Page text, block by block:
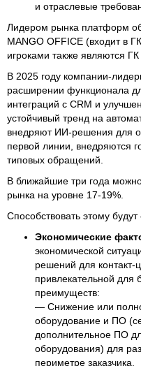
и отраслевые
Лидером рынка платформ
MANGO OFFICE (входит в
игроками также являются
В 2025 году компании-
расширении функционала
интеграций с CRM и
устойчивый тренд на
внедряют ИИ-решения для
первой линии, внедряются
типовых обращений.
В ближайшие три года
рынка на уровне 17-19%.
Способствовать этому
Экономические
экономической
решений для контакт-
привлекательной для
преимуществ:
— Снижение или
оборудование и ПО
дополнительное ПО
оборудования) для
периметре заказчика.